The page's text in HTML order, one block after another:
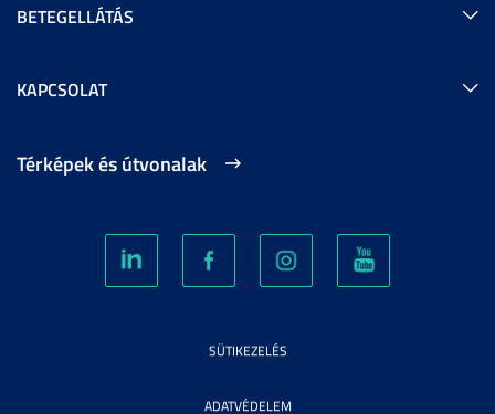
BETEGELLÁTÁS
KAPCSOLAT
Térképek és útvonalak
SÜTIKEZELÉS
ADATVÉDELEM